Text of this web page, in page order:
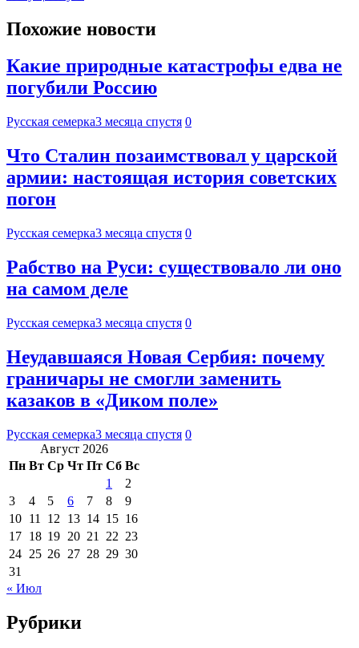
Похожие новости
Какие природные катастрофы едва не
погубили Россию
Русская семерка3 месяца спустя 0
Что Сталин позаимствовал у царской
армии: настоящая история советских
погон
Русская семерка3 месяца спустя 0
Рабство на Руси: существовало ли оно
на самом деле
Русская семерка3 месяца спустя 0
Неудавшаяся Новая Сербия: почему
граничары не смогли заменить
казаков в «Диком поле»
Русская семерка3 месяца спустя 0
Август 2026
Пн Вт Ср Чт Пт Сб Вс
1
2
3
4 5 6 7 8
9
10 11 12 13 14 15 16
17 18 19 20 21 22 23
24 25 26 27 28 29 30
31
« Июл
Рубрики